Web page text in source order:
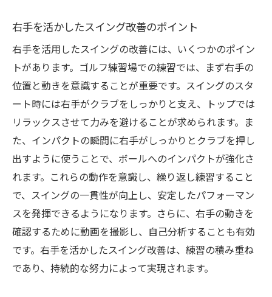
右手を活かしたスイング改善のポイント
右手を活用したスイングの改善には、いくつかのポイン
トがあります。ゴルフ練習場での練習では、まず右手の
位置と動きを意識することが重要です。スイングのスタ
ート時には右手がクラブをしっかりと支え、トップでは
リラックスさせて力みを避けることが求められます。ま
た、インパクトの瞬間に右手がしっかりとクラブを押し
出すように使うことで、ボールへのインパクトが強化さ
れます。これらの動作を意識し、繰り返し練習すること
で、スイングの一貫性が向上し、安定したパフォーマン
スを発揮できるようになります。さらに、右手の動きを
確認するために動画を撮影し、自己分析することも有効
です。右手を活かしたスイング改善は、練習の積み重ね
であり、持続的な努力によって実現されます。